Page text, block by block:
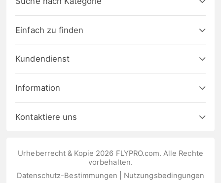
Einfach zu finden
Kundendienst
Information
Kontaktiere uns
Urheberrecht & Kopie 2026 FLYPRO.com. Alle Rechte
vorbehalten.
Datenschutz-Bestimmungen
Nutzungsbedingungen